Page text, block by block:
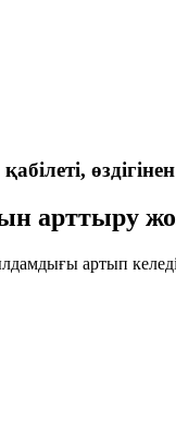
өздігінен
арттыру
артып келеді.